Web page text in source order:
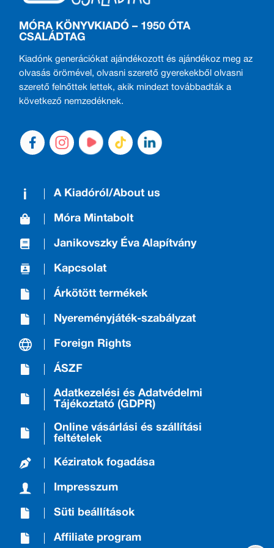
MÓRA KÖNYVKIADÓ – 1950 ÓTA
CSALÁDTAG
Kiadónk generációkat ajándékozott és ajándékoz meg az
olvasás örömével, olvasni szerető gyerekekből olvasni
szerető felnőttek lettek, akik mindezt továbbadták a
következő nemzedéknek.
A Kiadóról/About us
Móra Mintabolt
Janikovszky Éva Alapítvány
Kapcsolat
Árkötött termékek
Nyereményjáték-szabályzat
Foreign Rights
ÁSZF
Adatkezelési és Adatvédelmi
Tájékoztató (GDPR)
Online vásárlási és szállítási
feltételek
Kéziratok fogadása
Impresszum
Süti beállítások
Affiliate program